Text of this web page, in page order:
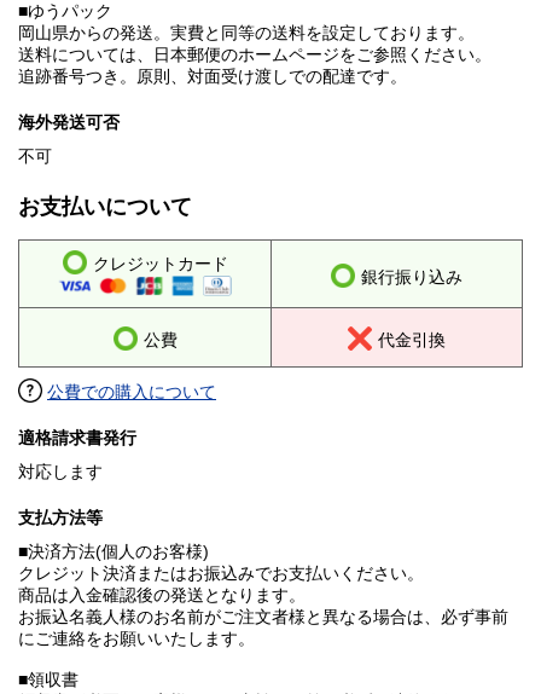
■ゆうパック
岡山県からの発送。実費と同等の送料を設定しております。
送料については、日本郵便のホームページをご参照ください。
追跡番号つき。原則、対面受け渡しでの配達です。
海外発送可否
不可
お支払いについて
クレジットカード
銀行振り込み
公費 代金引換
公費での購入について
適格請求書発行
対応します
支払方法等
■決済方法(個人のお客様)
クレジット決済またはお振込みでお支払いください。
商品は入金確認後の発送となります。
お振込名義人様のお名前がご注文者様と異なる場合は、必ず事前
にご連絡をお願いいたします。
■領収書